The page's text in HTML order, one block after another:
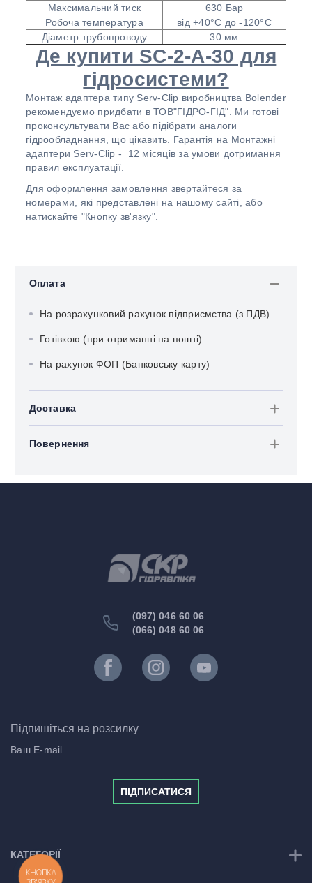
Максимальний тиск
630 Бар
Робоча температура
від +40°С до -120°С
Діаметр трубопроводу
30 мм
Де купити SC-2-A-30 для
гідросистеми?
Монтаж адаптера типу Serv-Clip виробництва Bolender
рекомендуємо придбати в ТОВ"ГІДРО-ГІД". Ми готові
проконсультувати Вас або підібрати аналоги
гідрообладнання, що цікавить. Гарантія на Монтажні
адаптери Serv-Clip - 12 місяців за умови дотримання
правил експлуатації.
Для оформлення замовлення звертайтеся за
номерами, які представлені на нашому сайті, або
натискайте "Кнопку зв'язку".
Оплата
На розрахунковий рахунок підприємства (з ПДВ)
Готівкою (при отриманні на пошті)
На рахунок ФОП (Банковську карту)
Доставка
Повернення
(097) 046 60 06
(066) 048 60 06
Підпишіться на розсилку
ПІДПИСАТИСЯ
КАТЕГОРІЇ
КНОПКА